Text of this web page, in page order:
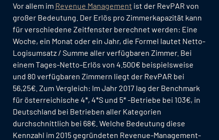
Vor allem im Revenue Management ist der RevPAR von
großer Bedeutung. Der Erlös pro Zimmerkapazität kann
für verschiedene Zeitfenster berechnet werden: Eine
Woche, ein Monat oder ein Jahr, die Formel lautet Netto-
Logisumsatz / Summe aller verfügbaren Zimmer. Bei
einem Tages-Netto-Erlös von 4.500€ beispielsweise
und 80 verfügbaren Zimmern liegt der RevPAR bei
56,25€. Zum Vergleich: Im Jahr 2017 lag der Benchmark
für österreichische 4*, 4*S und 5* -Betriebe bei 103€, in
Deutschland bei Betrieben aller Kategorien
durchschnittlich bei 68€. Welche Bedeutung diese
Kennzahl im 2015 gegründeten Revenue-Management-